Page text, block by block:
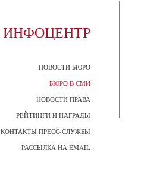
ИНФОЦЕНТР
НОВОСТИ БЮРО
БЮРО В СМИ
НОВОСТИ ПРАВА
РЕЙТИНГИ И НАГРАДЫ
КОНТАКТЫ ПРЕСС-СЛУЖБЫ
РАССЫЛКА НА EMAIL